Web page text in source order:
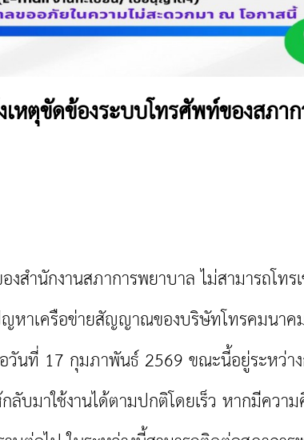
หตุขัดข้องระบบโทรศัพท์ของสภา
ำนักงานสภาการพยาบาล ไม่สามารถโทร
ญหาเครือข่ายสัญญาณของบริษัทโทรคมนาค
วันที่ 17 กุมภาพันธ์ 2569 ขณะนี้อยู่ระหว่า
ลับมาใช้งานได้ตามปกติโดยเร็ว หากมีควา